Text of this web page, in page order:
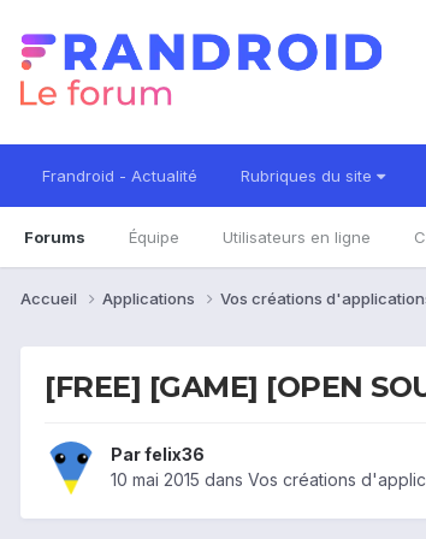
Frandroid - Actualité Rubriques du site
Forums Équipe Utilisateurs en ligne
Accueil Applications Vos créations
[FREE] [GAME] [OPEN
Parfelix36
10 mai 2015 dans Vos créations